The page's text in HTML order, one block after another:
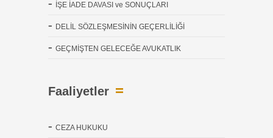
İŞE İADE DAVASI ve SONUÇLARI
DELİL SÖZLEŞMESİNİN GEÇERLİLİĞİ
GEÇMİŞTEN GELECEĞE AVUKATLIK
Faaliyetler
CEZA HUKUKU